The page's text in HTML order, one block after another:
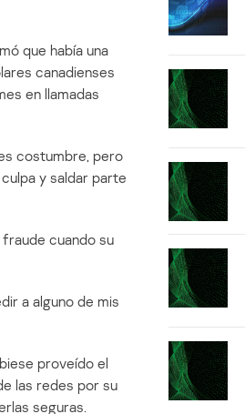
que había una
canadienses
en llamadas
costumbre, pero
y saldar parte
cuando su
a alguno de mis
proveído el
las redes por su
seguras.